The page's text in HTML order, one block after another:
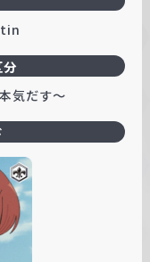
気だす～